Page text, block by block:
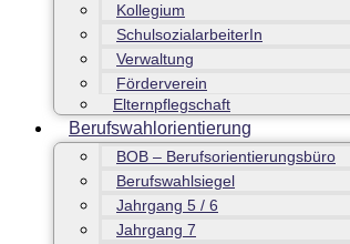
Kollegium
SchulsozialarbeiterIn
Verwaltung
Förderverein
Elternpflegschaft
Berufswahlorientierung
BOB – Berufsorientierungsbüro
Berufswahlsiegel
Jahrgang 5 / 6
Jahrgang 7